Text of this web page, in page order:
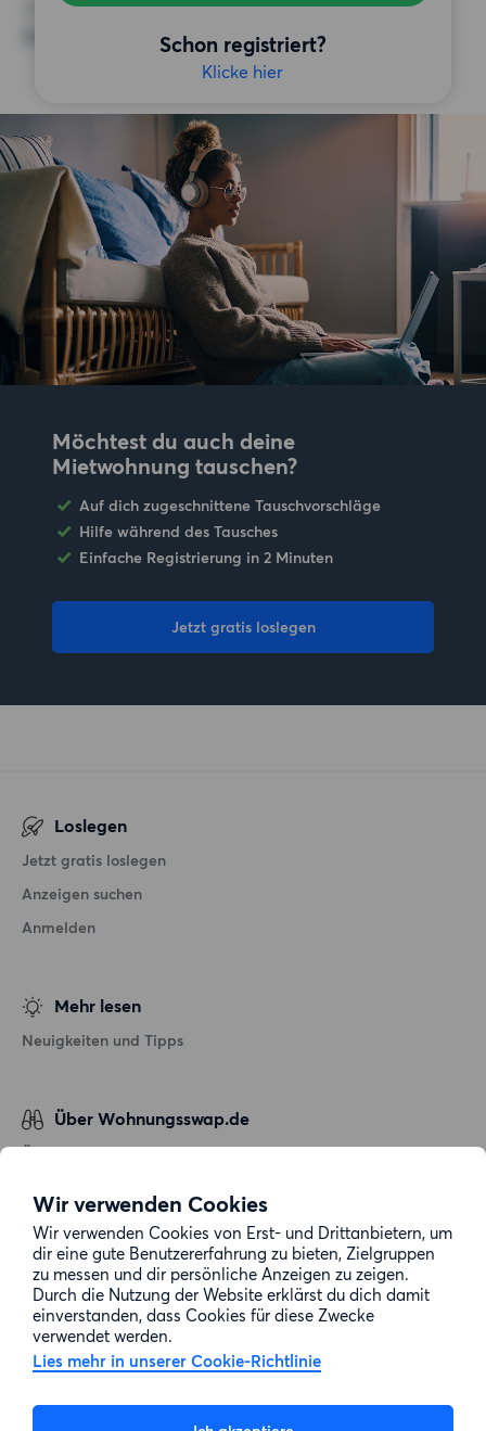
Wir verwenden Cookies
Wir verwenden Cookies von Erst- und Drittanbietern, um
dir eine gute Benutzererfahrung zu bieten, Zielgruppen
zu messen und dir persönliche Anzeigen zu zeigen.
Durch die Nutzung der Website erklärst du dich damit
einverstanden, dass Cookies für diese Zwecke
verwendet werden.
Lies mehr in unserer Cookie-Richtlinie
Schon registriert?
Klicke hier
SONSTIGE PRÄFERENZEN
Keine bestimmten Präferenzen
Möchtest du auch deine
Mietwohnung tauschen?
Auf dich zugeschnittene Tauschvorschläge
Hilfe während des Tausches
Einfache Registrierung in 2 Minuten
Jetzt gratis loslegen
Loslegen
Jetzt gratis loslegen
Anzeigen suchen
Anmelden
Mehr lesen
Neuigkeiten und Tipps
Über Wohnungsswap.de
Über uns
Datenschutz
Cookie-Richtlinie
Sitemap